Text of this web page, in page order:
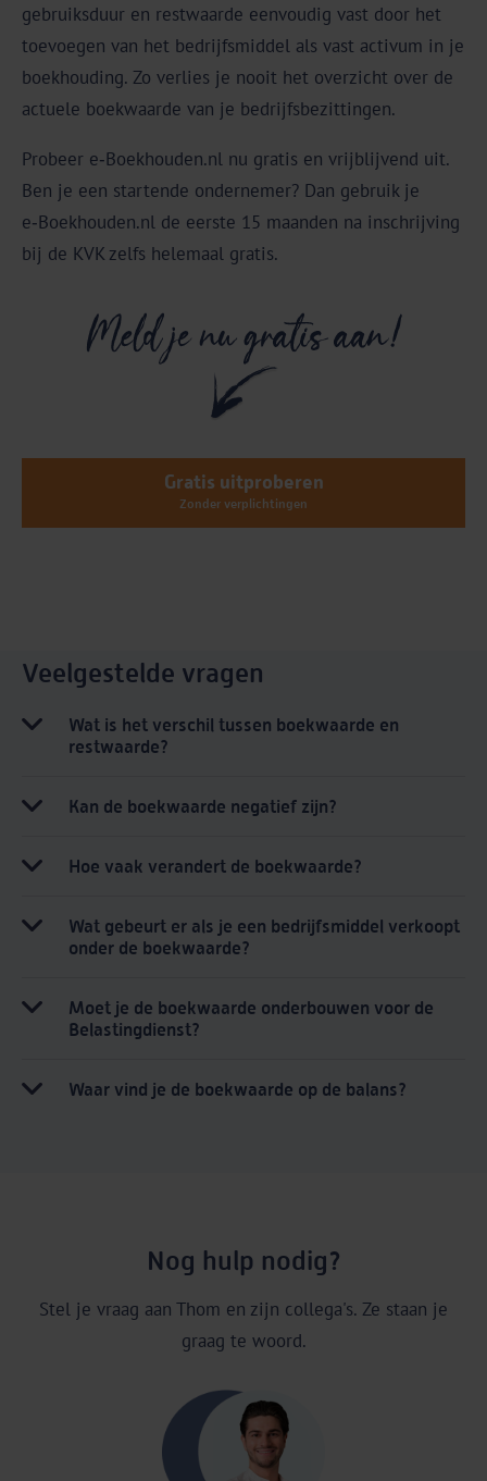
gebruiksduur en restwaarde eenvoudig vast door het
toevoegen van het bedrijfsmiddel als vast activum in je
boekhouding. Zo verlies je nooit het overzicht over de
actuele boekwaarde van je bedrijfsbezittingen.
Probeer e‑Boekhouden.nl nu gratis en vrijblijvend uit.
Ben je een startende ondernemer? Dan gebruik je
e‑Boekhouden.nl de eerste 15 maanden na inschrijving
bij de KVK zelfs helemaal gratis.
Gratis uitproberen
Zonder verplichtingen
Veelgestelde vragen
Wat is het verschil tussen boekwaarde en
restwaarde?
Kan de boekwaarde negatief zijn?
Hoe vaak verandert de boekwaarde?
Wat gebeurt er als je een bedrijfsmiddel verkoopt
onder de boekwaarde?
Moet je de boekwaarde onderbouwen voor de
Belastingdienst?
Waar vind je de boekwaarde op de balans?
Nog hulp nodig?
Stel je vraag aan Thom en zijn collega's. Ze staan je
graag te woord.